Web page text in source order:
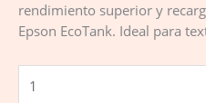
rendimiento superior y
Epson EcoTank. Ideal para